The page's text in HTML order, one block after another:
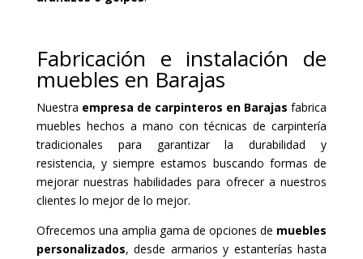
Fabricación e instalación de
muebles en Barajas
Nuestra empresa de carpinteros en Barajasfabrica
muebles hechos a mano con técnicas de carpintería
tradicionales para garantizar la durabilidad y
resistencia, y siempre estamos buscando formas de
mejorar nuestras habilidades para ofrecer a nuestros
clientes lo mejor de lo mejor.
Ofrecemos una amplia gama de opciones de muebles
personalizados, desde armarios y estanterías hasta